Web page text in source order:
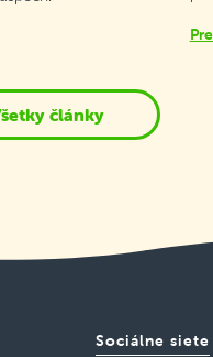
články
Sociálne siete